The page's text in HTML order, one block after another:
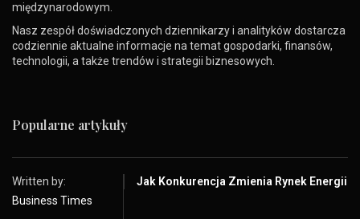
międzynarodowym.
Nasz zespół doświadczonych dziennikarzy i analityków dostarcza
codziennie aktualne informacje na temat gospodarki, finansów,
technologii, a także trendów i strategii biznesowych.
Popularne artykuły
Written by:
Business Times
Jak Konkurencja Zmienia Rynek Energii